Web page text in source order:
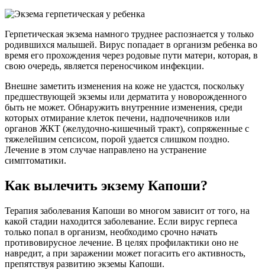
Герпетическая экзема намного труднее распознается у только
родившихся малышей. Вирус попадает в организм ребенка во
время его прохождения через родовые пути матери, которая, в
свою очередь, является переносчиком инфекции.
Внешне заметить изменения на коже не удастся, поскольку
предшествующей экземы или дерматита у новорожденного
быть не может. Обнаружить внутренние изменения, среди
которых отмирание клеток печени, надпочечников или
органов ЖКТ (желудочно-кишечный тракт), сопряженные с
тяжелейшим сепсисом, порой удается слишком поздно.
Лечение в этом случае направлено на устранение
симптоматики.
Как вылечить экзему Капоши?
Терапия заболевания Капоши во многом зависит от того, на
какой стадии находится заболевание. Если вирус герпеса
только попал в организм, необходимо срочно начать
противовирусное лечение. В целях профилактики оно не
навредит, а при заражении может погасить его активность,
препятствуя развитию экземы Капоши.